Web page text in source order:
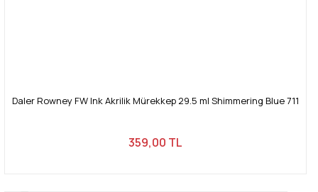
Daler Rowney FW Ink Akrilik Mürekkep 29.5 ml Shimmering Blue 711
359,00 TL